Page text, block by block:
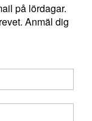
på lördagar.
Anmäl dig